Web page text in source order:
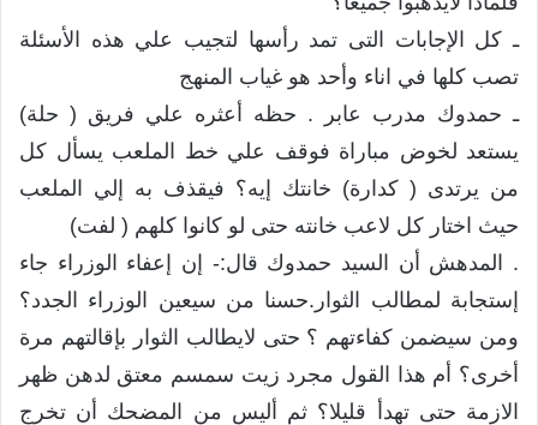
ـ كل الإجابات التى تمد رأسها لتجيب علي هذه الأسئلة
تصب كلها في اناء وأحد هو غياب المنهج
ـ حمدوك مدرب عابر . حظه أعثره علي فريق ( حلة)
يستعد لخوض مباراة فوقف علي خط الملعب يسأل كل
من يرتدى ( كدارة) خانتك إيه؟ فيقذف به إلي الملعب
حيث اختار كل لاعب خانته حتى لو كانوا كلهم ( لفت)
. المدهش أن السيد حمدوك قال:- إن إعفاء الوزراء جاء
إستجابة لمطالب الثوار.حسنا من سيعين الوزراء الجدد؟
ومن سيضمن كفاءتهم ؟ حتى لايطالب الثوار بإقالتهم مرة
أخرى؟ أم هذا القول مجرد زيت سمسم معتق لدهن ظهر
الازمة حتى تهدأ قليلا؟ ثم أليس من المضحك أن تخرج